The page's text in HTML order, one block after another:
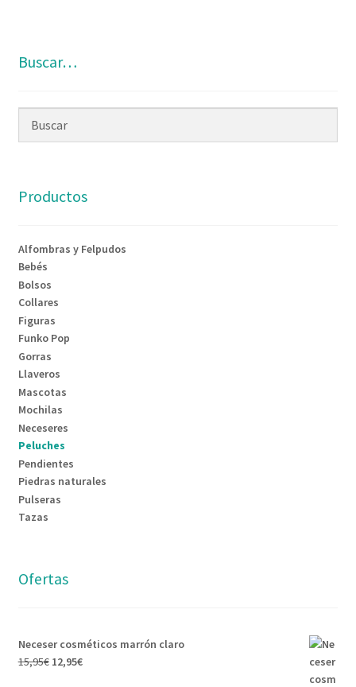
Buscar…
Productos
Alfombras y Felpudos
Bebés
Bolsos
Collares
Figuras
Funko Pop
Gorras
Llaveros
Mascotas
Mochilas
Neceseres
Peluches
Pendientes
Piedras naturales
Pulseras
Tazas
Ofertas
Neceser cosméticos marrón claro
15,95€ 12,95€